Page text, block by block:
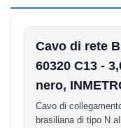
Cavo di rete
60320 C13 -
nero,
Cavo di
brasiliana di tipo N